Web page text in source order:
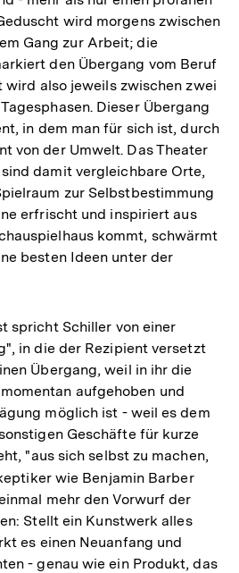
wird morgens zwischen
Gang zur Arbeit; die
den Übergang vom Beruf
wird also jeweils zwischen zwei
Dieser Übergang
in dem man für sich ist, durch
von der Umwelt. Das Theater
damit vergleichbare Orte,
zur Selbstbestimmung
erfrischt und inspiriert aus
kommt, schwärmt
besten Ideen unter der
spricht Schiller von einer
in die der Rezipient versetzt
Übergang, weil in ihr die
aufgehoben und
möglich ist - weil es dem
Geschäfte für kurze
"aus sich selbst zu machen,
wie Benjamin Barber
mehr den Vorwurf der
Stellt ein Kunstwerk alles
es einen Neuanfang und
- genau wie ein Produkt, das